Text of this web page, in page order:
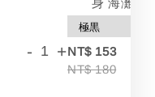
- +
身 海灘
NT$ 153
NT$ 180